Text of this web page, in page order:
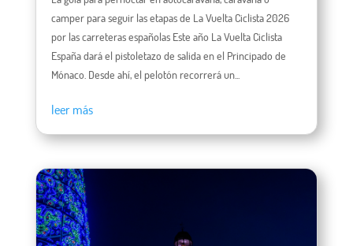
camper para seguir las etapas de La Vuelta Ciclista 2026
por las carreteras españolas Este año La Vuelta Ciclista
España dará el pistoletazo de salida en el Principado de
Mónaco. Desde ahí, el pelotón recorrerá un...
leer más